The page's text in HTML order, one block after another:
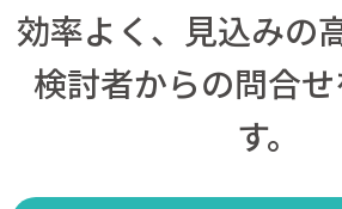
効率よく、見込みの
検討者からの問合
す。